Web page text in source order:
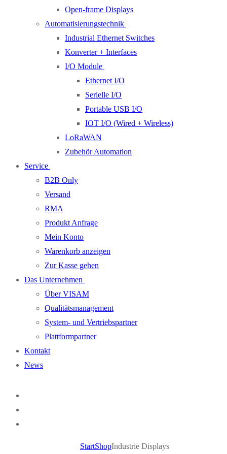
Open-frame Displays
Automatisierungstechnik
Industrial Ethernet Switches
Konverter + Interfaces
I/O Module
Ethernet I/O
Serielle I/O
Portable USB I/O
IOT I/O (Wired + Wireless)
LoRaWAN
Zubehör Automation
Service
B2B Only
Versand
RMA
Produkt Anfrage
Mein Konto
Warenkorb anzeigen
Zur Kasse gehen
Das Unternehmen
Über VISAM
Qualitätsmanagement
System- und Vertriebspartner
Plattformpartner
Kontakt
News
StartShopIndustrie Displays